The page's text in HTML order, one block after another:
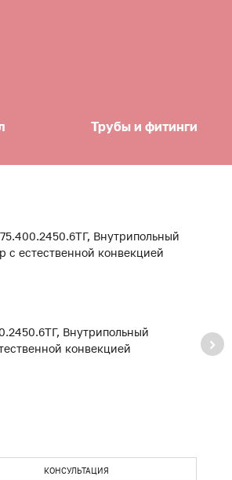
Трубы и фитинги
Внутрипольный
конвекцией
КОНСУЛЬТАЦИЯ